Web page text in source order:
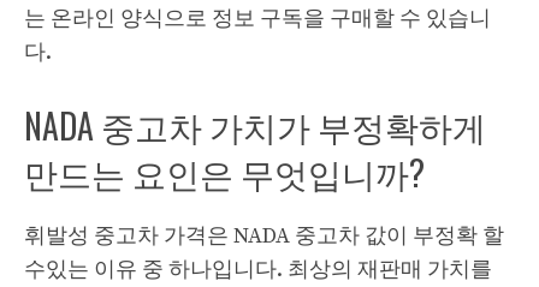
는 온라인 양식으로 정보 구독을 구매할 수 있습니
다.
NADA 중고차 가치가 부정확하게
만드는 요인은 무엇입니까?
휘발성 중고차 가격은 NADA 중고차 값이 부정확 할
수있는 이유 중 하나입니다. 최상의 재판매 가치를